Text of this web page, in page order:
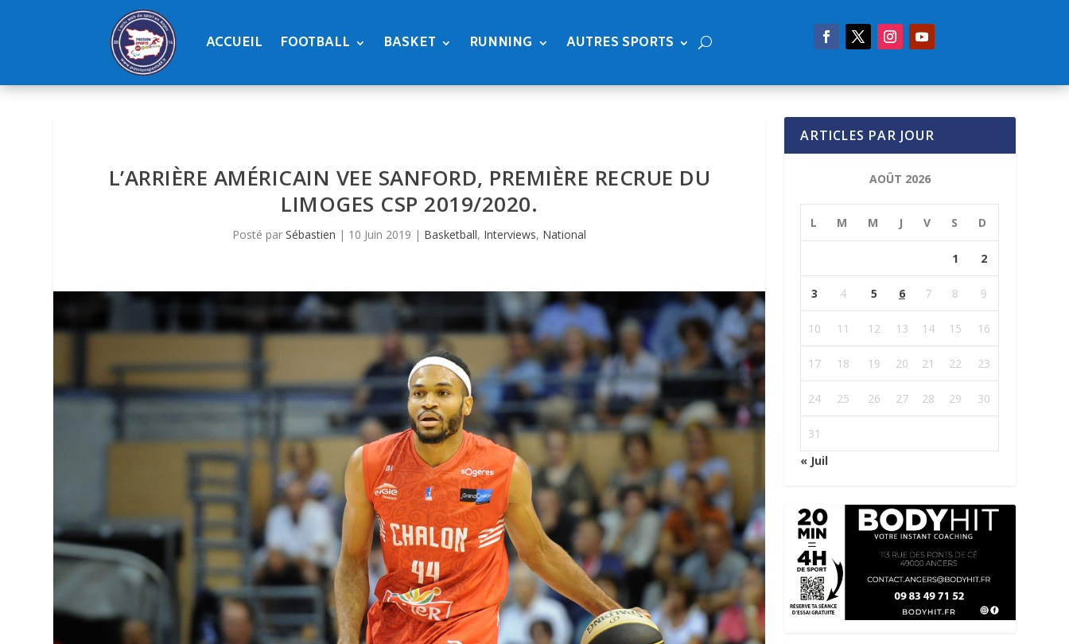
ACCUEIL FOOTBALL BASKET RUNNING AUTRES SPORTS
L’ARRIÈRE AMÉRICAIN VEE SANFORD, PREMIÈRE RECRUE DU
LIMOGES CSP 2019/2020.
Posté parSébastien | 10 Juin 2019 | Basketball, Interviews, National
ARTICLES PAR JOUR
AOÛT 2026
L M M J V S D
1 2
3 4 5 6 7 8 9
10 11 12 13 14 15 16
17 18 19 20 21 22 23
24 25 26 27 28 29 30
31
« Juil